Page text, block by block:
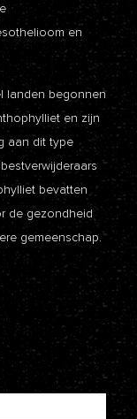
en
landen begonnen
en zijn
aan dit type
bevatten
de gezondheid
gemeenschap.